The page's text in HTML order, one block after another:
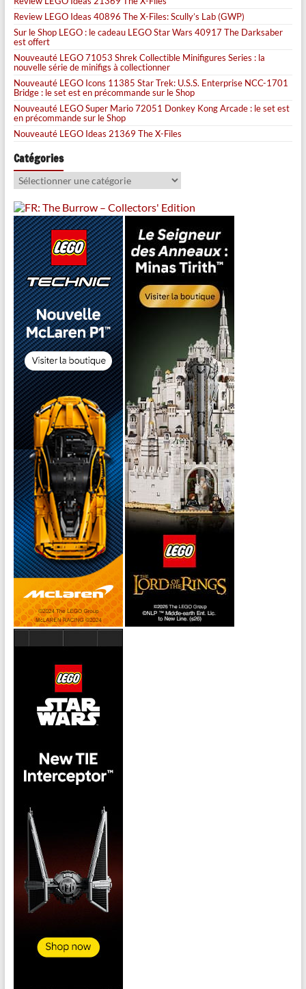
Review LEGO Ideas 40896 The X-Files: Scully’s Lab (GWP)
Sur le Shop LEGO : le cadeau LEGO Star Wars 40917 The Darksaber
est offert
Nouveauté LEGO 71053 Shrek Collectible Minifigures Series : la
nouvelle série de minifigs à collectionner
Nouveauté LEGO Icons 11385 Star Trek: U.S.S. Enterprise NCC-1701
Bridge : le set est en précommande sur le Shop
Nouveauté LEGO Super Mario 72051 Donkey Kong Arcade : le set est
en précommande sur le Shop
Nouveauté LEGO Ideas 21369 The X-Files
Catégories
Catégories